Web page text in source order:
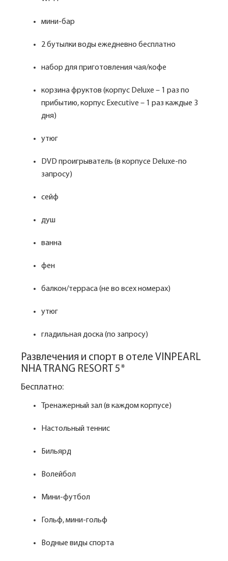
мини-бар
2 бутылки воды ежедневно бесплатно
набор для приготовления чая/кофе
корзина фруктов (корпус Deluxe – 1 раз по
прибытию, корпус Executive – 1 раз каждые 3
дня)
утюг
DVD проигрыватель (в корпусе Deluxe-по
запросу)
сейф
душ
ванна
фен
балкон/терраса (не во всех номерах)
утюг
гладильная доска (по запросу)
Развлечения и спорт в отеле VINPEARL
NHA TRANG RESORT 5*
Бесплатно:
Тренажерный зал (в каждом корпусе)
Настольный теннис
Бильярд
Волейбол
Мини-футбол
Гольф, мини-гольф
Водные виды спорта